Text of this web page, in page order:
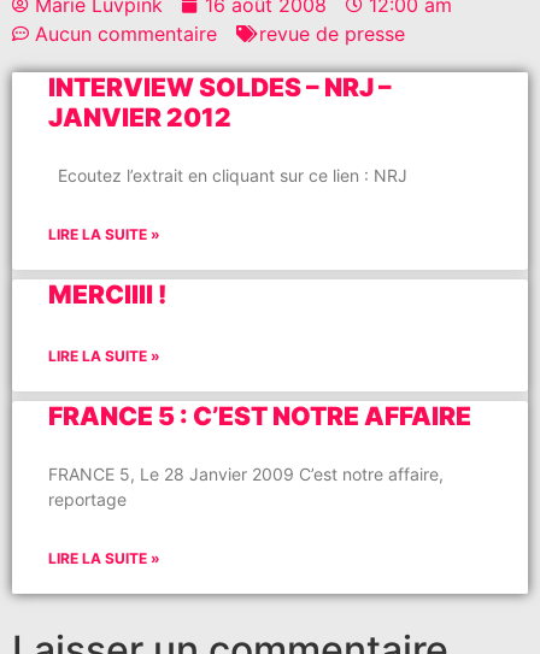
Aucun commentaire
revue de presse
INTERVIEW SOLDES – NRJ –
JANVIER 2012
Ecoutez l’extrait en cliquant sur ce lien : NRJ
LIRE LA SUITE »
MERCIIII !
LIRE LA SUITE »
FRANCE 5 : C’EST NOTRE AFFAIRE
FRANCE 5, Le 28 Janvier 2009 C’est notre affaire,
reportage
LIRE LA SUITE »